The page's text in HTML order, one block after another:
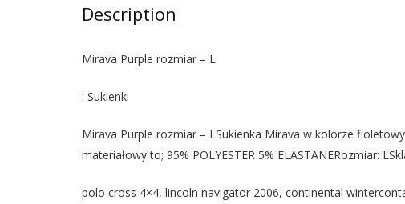
Description
Mirava Purple rozmiar – L
: Sukienki
Mirava Purple rozmiar – LSukienka Mirava w kolorze
materiałowy to; 95% POLYESTER 5% ELASTANERozmiar:
polo cross 4×4, lincoln navigator 2006, continental